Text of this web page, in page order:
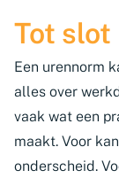
Tot slot
Een urennorm
alles over
vaak wat een
maakt. Voor
onderscheid.